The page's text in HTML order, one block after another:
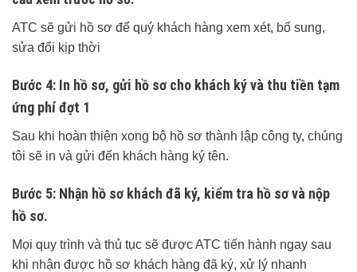
ATC sẽ gửi hồ sơ để quý khách hàng xem xét, bổ sung,
sửa đổi kịp thời
Bước 4: In hồ sơ, gửi hồ sơ cho khách ký và thu tiền tạm
ứng phí đợt 1
Sau khi hoàn thiện xong bộ hồ sơ thành lập công ty, chúng
tôi sẽ in và gửi đến khách hàng ký tên.
Bước 5: Nhận hồ sơ khách đã ký, kiểm tra hồ sơ và nộp
hồ sơ.
Mọi quy trình và thủ tục sẽ được ATC tiến hành ngay sau
khi nhận được hồ sơ khách hàng đã ký, xử lý nhanh